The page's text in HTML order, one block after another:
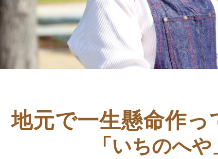
地元で一生懸命作
「いちのへ